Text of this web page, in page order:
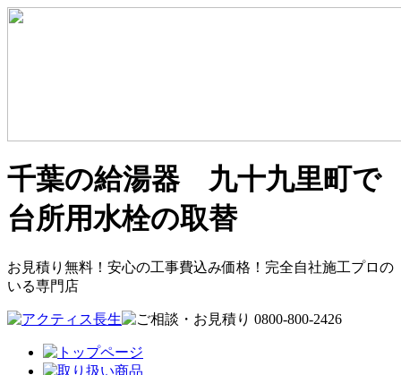
千葉の給湯器 九十九里町で
台所用水栓の取替
お見積り無料！安心の工事費込み価格！完全自社施工プロの
いる専門店